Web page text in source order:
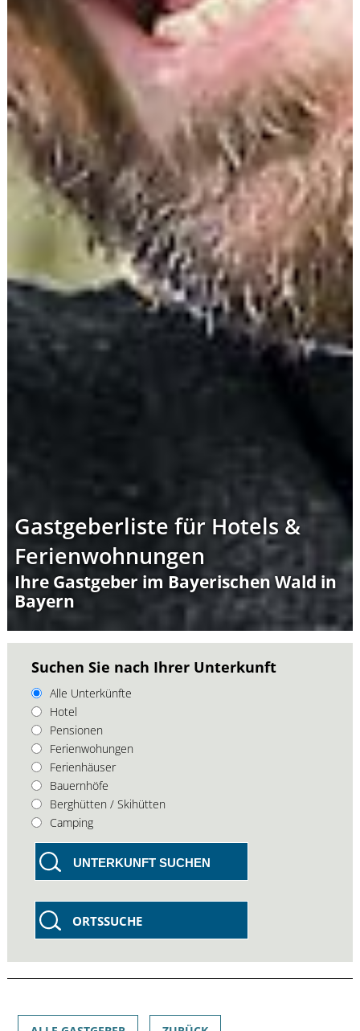
Gastgeberliste für Hotels &
Ferienwohnungen
Ihre Gastgeber im Bayerischen Wald in
Bayern
Suchen Sie nach Ihrer Unterkunft
Alle Unterkünfte
Hotel
Pensionen
Ferienwohungen
Ferienhäuser
Bauernhöfe
Berghütten / Skihütten
Camping
UNTERKUNFT SUCHEN
ORTSSUCHE